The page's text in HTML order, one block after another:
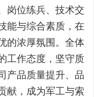
岗位练兵、技术交
能与综合素质，在
的浓厚氛围。全体
工作态度，坚守质
产品质量提升、品
献，成为军工与索